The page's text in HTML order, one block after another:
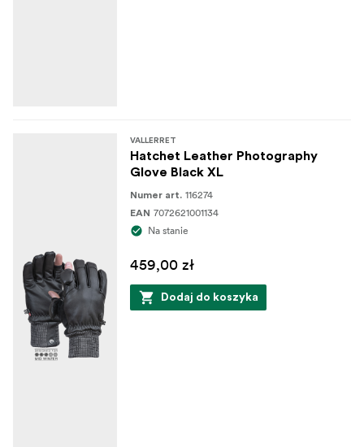
VALLERRET
Hatchet Leather Photography
Glove Black XL
Numer art. 116274
EAN 7072621001134
Na stanie
459,00 zł
Dodaj do koszyka